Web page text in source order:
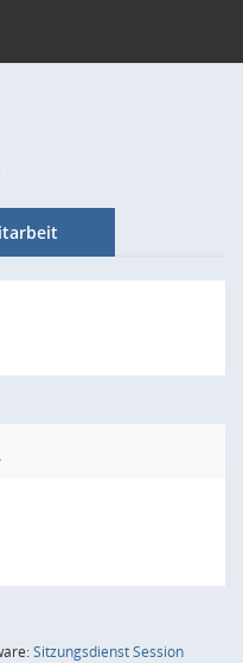
SitzungsdienstSession(Wird in